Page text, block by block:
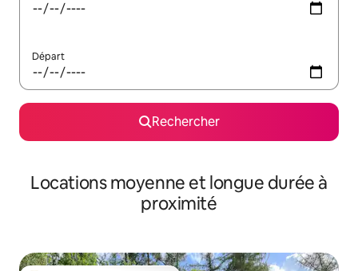
Départ
Rechercher
Locations moyenne et longue durée à
proximité